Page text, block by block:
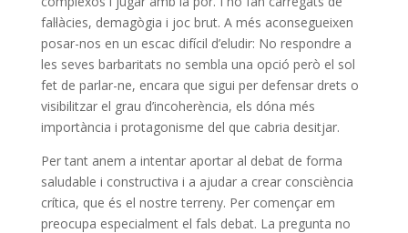
fal·làcies, demagògia i joc brut. A més aconsegueixen
posar-nos en un escac difícil d’eludir: No respondre a
les seves barbaritats no sembla una opció però el sol
fet de parlar-ne, encara que sigui per defensar drets o
visibilitzar el grau d’incoherència, els dóna més
importància i protagonisme del que cabria desitjar.
Per tant anem a intentar aportar al debat de forma
saludable i constructiva i a ajudar a crear consciència
crítica, que és el nostre terreny. Per començar em
preocupa especialment el fals debat. La pregunta no